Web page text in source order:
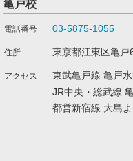
亀戸校
03-5875-1055
東京都江東区亀
東武亀戸線 亀戸
JR中央・総武線
都営新宿線 大島